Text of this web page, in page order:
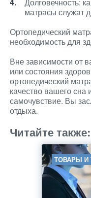
матрасы служат
Ортопедический
необходимость для
Вне зависимости от
или состояния
ортопедический
качество вашего
самочувствие. Вы
отдыха.
Читайте также:
ТОВАРЫ И